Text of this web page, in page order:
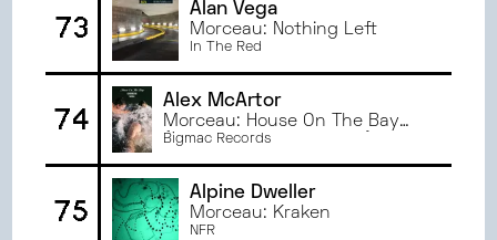
73
Alan Vega
Morceau: Nothing Left
In The Red
74
Alex McArtor
Morceau: House On The Bay
(Nick Waterhouse Remix)
Bigmac Records
75
Alpine Dweller
Morceau: Kraken
NFR